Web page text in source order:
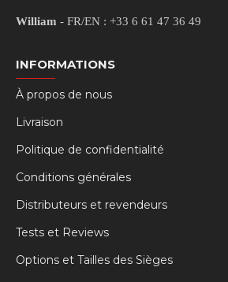
William - FR/EN : +33 6 61 47 36 49
INFORMATIONS
À propos de nous
Livraison
Politique de confidentialité
Conditions générales
Distributeurs et revendeurs
Tests et Reviews
Options et Tailles des Sièges